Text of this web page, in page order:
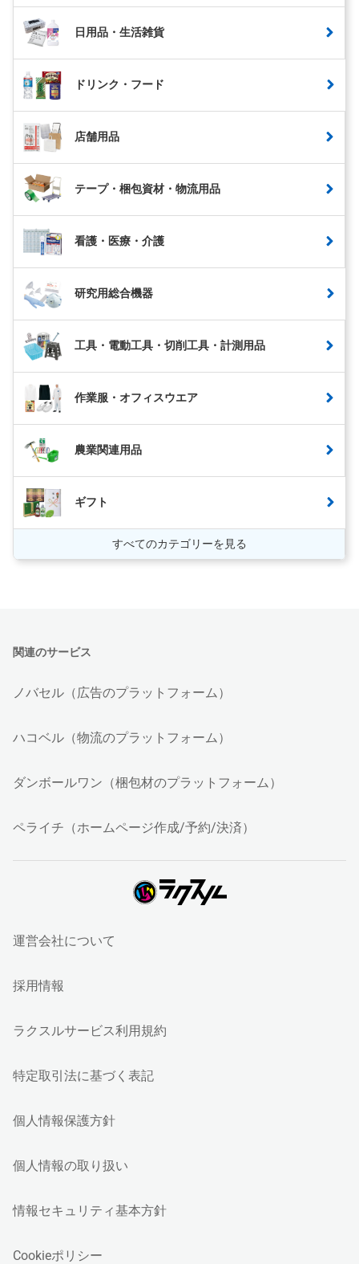
日用品・生活雑貨
ドリンク・フード
店舗用品
テープ・梱包資材・物流用品
看護・医療・介護
研究用総合機器
工具・電動工具・切削工具・計測用品
作業服・オフィスウエア
農業関連用品
ギフト
すべてのカテゴリーを見る
関連のサービス
ノバセル（広告のプラットフォーム）
ハコベル（物流のプラットフォーム）
ダンボールワン（梱包材のプラットフォーム）
ペライチ（ホームページ作成/予約/決済）
運営会社について
採用情報
ラクスルサービス利用規約
特定取引法に基づく表記
個人情報保護方針
個人情報の取り扱い
情報セキュリティ基本方針
Cookieポリシー